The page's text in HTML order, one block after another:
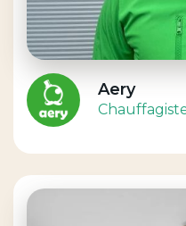
Aery